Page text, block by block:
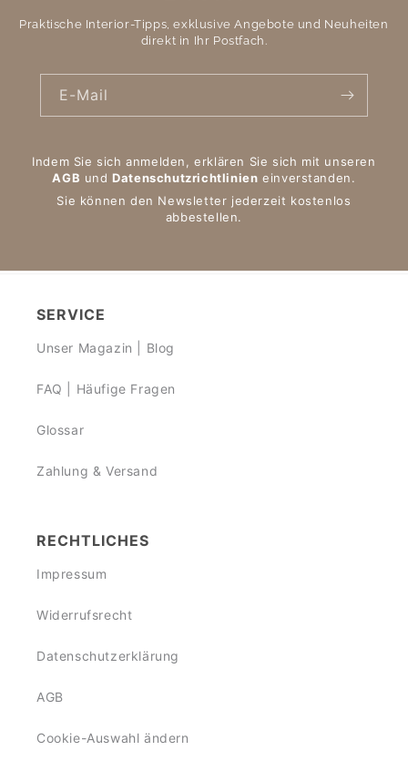
Praktische Interior-Tipps, exklusive Angebote und Neuheiten
direkt in Ihr Postfach.
E-Mail
Indem Sie sich anmelden, erklären Sie sich mit unseren
AGB undDatenschutzrichtlinien einverstanden.
Sie können den Newsletter jederzeit kostenlos
abbestellen.
SERVICE
Unser Magazin | Blog
FAQ | Häufige Fragen
Glossar
Zahlung & Versand
RECHTLICHES
Impressum
Widerrufsrecht
Datenschutzerklärung
AGB
Cookie-Auswahl ändern